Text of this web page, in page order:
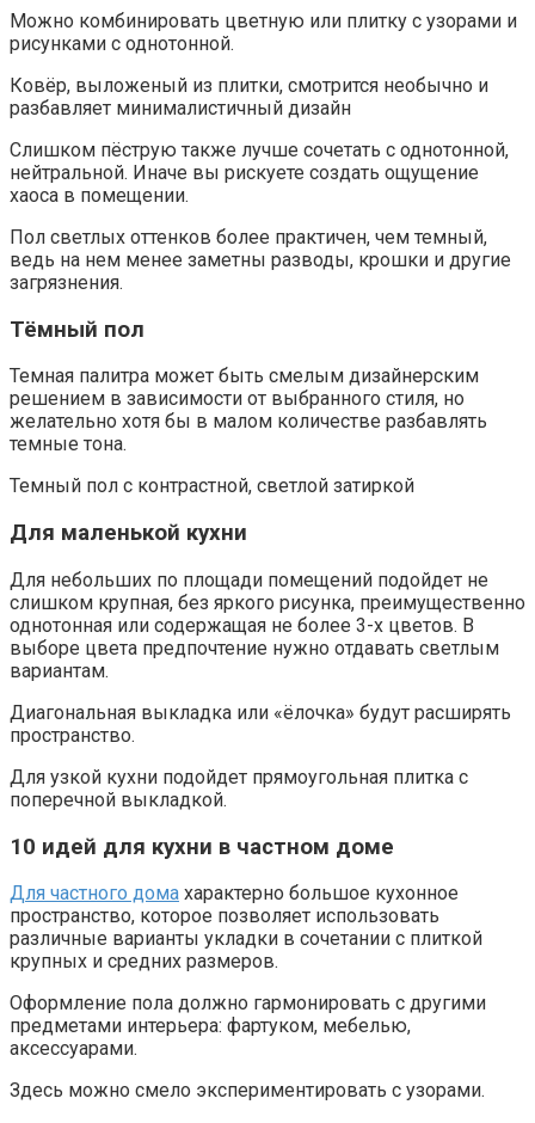
Можно комбинировать цветную или плитку с узорами и
рисунками с однотонной.
Ковёр, выложеный из плитки, смотрится необычно и
разбавляет минималистичный дизайн
Слишком пёструю также лучше сочетать с однотонной,
нейтральной. Иначе вы рискуете создать ощущение
хаоса в помещении.
Пол светлых оттенков более практичен, чем темный,
ведь на нем менее заметны разводы, крошки и другие
загрязнения.
Тёмный пол
Темная палитра может быть смелым дизайнерским
решением в зависимости от выбранного стиля, но
желательно хотя бы в малом количестве разбавлять
темные тона.
Темный пол с контрастной, светлой затиркой
Для маленькой кухни
Для небольших по площади помещений подойдет не
слишком крупная, без яркого рисунка, преимущественно
однотонная или содержащая не более 3-х цветов. В
выборе цвета предпочтение нужно отдавать светлым
вариантам.
Диагональная выкладка или «ёлочка» будут расширять
пространство.
Для узкой кухни подойдет прямоугольная плитка с
поперечной выкладкой.
10 идей для кухни в частном доме
Для частного дома характерно большое кухонное
пространство, которое позволяет использовать
различные варианты укладки в сочетании с плиткой
крупных и средних размеров.
Оформление пола должно гармонировать с другими
предметами интерьера: фартуком, мебелью,
аксессуарами.
Здесь можно смело экспериментировать с узорами.